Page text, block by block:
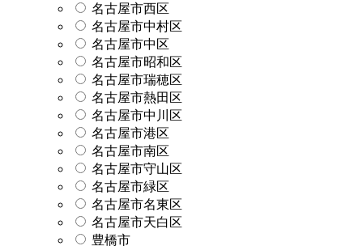
名古屋市西区
名古屋市中村区
名古屋市中区
名古屋市昭和区
名古屋市瑞穂区
名古屋市熱田区
名古屋市中川区
名古屋市港区
名古屋市南区
名古屋市守山区
名古屋市緑区
名古屋市名東区
名古屋市天白区
豊橋市